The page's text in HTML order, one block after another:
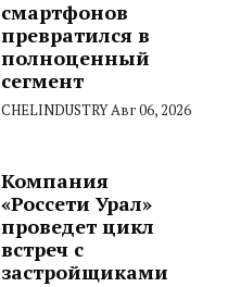
смартфонов
превратился в
полноценный
сегмент
CHELINDUSTRYАвг 06, 2026
Компания
«Россети Урал»
проведет цикл
встреч с
застройщиками